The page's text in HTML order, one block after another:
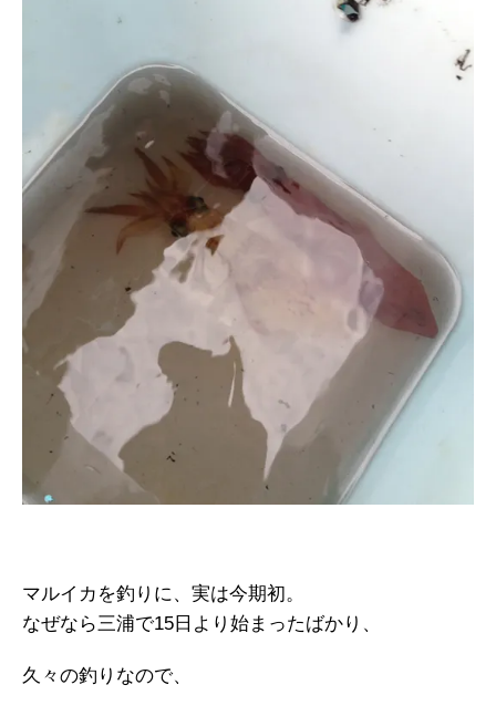
マルイカを釣りに、実は今期初。
なぜなら三浦で15日より始まったばかり、
久々の釣りなので、